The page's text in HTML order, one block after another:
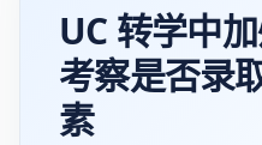
UC 转学中
考察是否录
素